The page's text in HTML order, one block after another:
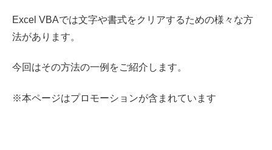
Excel VBAでは文字や書式をクリアするための様々な方
法があります。
今回はその方法の一例をご紹介します。
※本ページはプロモーションが含まれています